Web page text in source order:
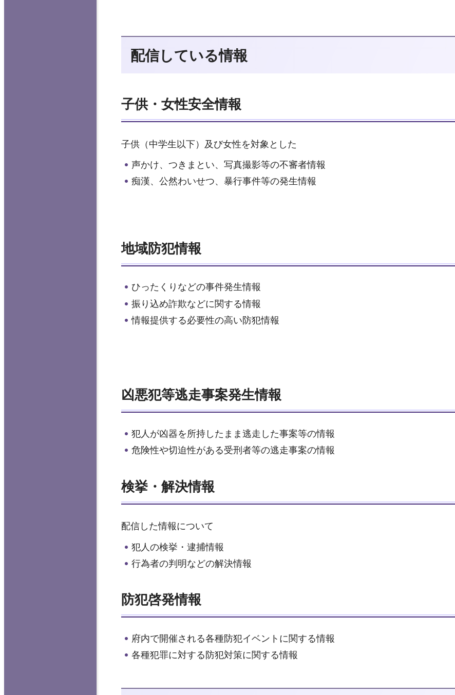
配信している情報
子供・女性安全情報
子供（中学生以下）及び女性を対象とした
声かけ、つきまとい、写真撮影等の不審者情報
痴漢、公然わいせつ、暴行事件等の発生情報
地域防犯情報
ひったくりなどの事件発生情報
振り込め詐欺などに関する情報
情報提供する必要性の高い防犯情報
凶悪犯等逃走事案発生情報
犯人が凶器を所持したまま逃走した事案等の情報
危険性や切迫性がある受刑者等の逃走事案の情報
検挙・解決情報
配信した情報について
犯人の検挙・逮捕情報
行為者の判明などの解決情報
防犯啓発情報
府内で開催される各種防犯イベントに関する情報
各種犯罪に対する防犯対策に関する情報